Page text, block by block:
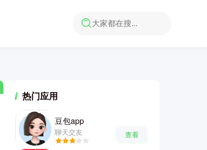
热门应用
豆包app
聊天交友 查看